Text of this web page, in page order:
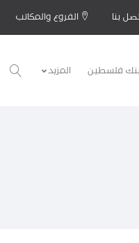
بنا الفروع والمكاتب
فلسطين المزيد